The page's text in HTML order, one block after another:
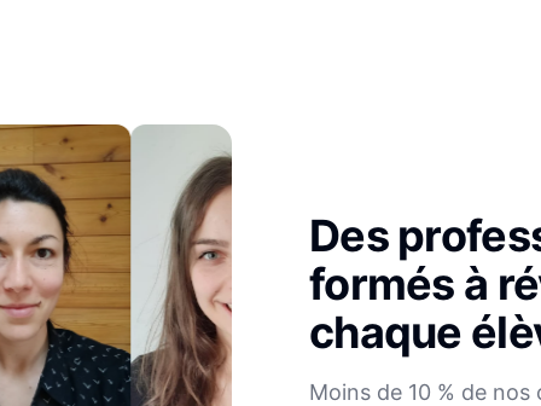
Julien
Des
formés à
chaque
Moins de 10 % de